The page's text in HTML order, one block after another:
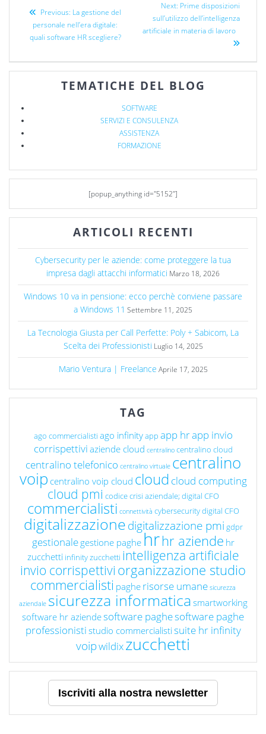
Previous: La gestione del
personale nell’era digitale:
quali software HR scegliere?
Next: Prime disposizioni
sull’utilizzo dell’intelligenza
artificiale in materia di lavoro
TEMATICHE DEL BLOG
SOFTWARE
SERVIZI E CONSULENZA
ASSISTENZA
FORMAZIONE
[popup_anything id="5152"]
ARTICOLI RECENTI
Cybersecurity per le aziende: come proteggere la tua
impresa dagli attacchi informatici Marzo 18, 2026
Windows 10 va in pensione: ecco perchè conviene passare
a Windows 11 Settembre 11, 2025
La Tecnologia Giusta per Call Perfette: Poly + Sabicom, La
Scelta dei Professionisti Luglio 14, 2025
Mario Ventura | Freelance Aprile 17, 2025
TAG
ago commercialisti ago infinityapp app hrapp invio
corrispettivi aziende cloud centralino centralino cloud
centralino telefonico centralino virtuale centralino
voip centralino voip cloud cloud cloud computing
cloud pmi codice crisi aziendale; digital CFO
commercialisti connettività cybersecuritydigital CFO
digitalizzazionedigitalizzazione pmi gdpr
gestionale gestione paghe hrhr aziende hr
zucchetti infinity zucchetti intelligenza artificiale
invio corrispettivi organizzazione studio
commercialisti paghe risorse umane sicurezza
aziendale sicurezza informatica smartworking
software hr aziendesoftware paghesoftware paghe
professionisti studio commercialisti suite hr infinity
voipwildixzucchetti
Iscriviti alla nostra newsletter